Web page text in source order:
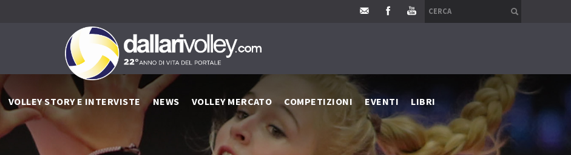
VOLLEY STORY E INTERVISTE NEWS VOLLEY MERCATO COMPETIZIONI EVENTI LIBRI